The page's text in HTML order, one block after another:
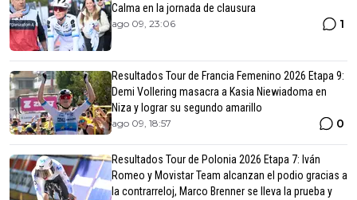
Calma en la jornada de clausura
ago 09, 23:06 1
Resultados Tour de Francia Femenino 2026 Etapa 9:
Demi Vollering masacra a Kasia Niewiadoma en
Niza y lograr su segundo amarillo
ago 09, 18:57 0
Resultados Tour de Polonia 2026 Etapa 7: Iván
Romeo y Movistar Team alcanzan el podio gracias a
la contrarreloj, Marco Brenner se lleva la prueba y